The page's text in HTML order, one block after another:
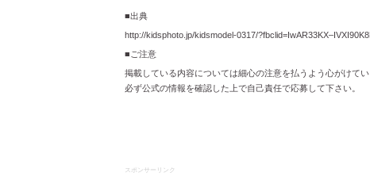
■出典
http://kidsphoto.jp/kidsmodel-0317/
■ご注意
掲載している内容については細心の注意を払うよう心がけて
必ず公式の情報を確認した上で自己責任で応募して下さい。
スポンサーリンク